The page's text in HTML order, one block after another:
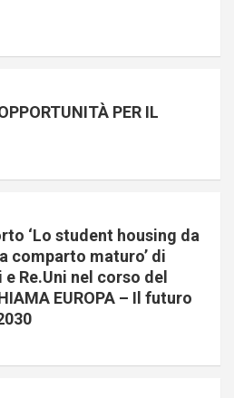
PER IL
‘Lo student housing da
comparto maturo’ di
Re.Uni nel corso del
EUROPA – Il futuro